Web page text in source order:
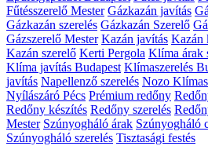
Fűtésszerelő Mester Gázkazán javítás
Gázkazán szerelés Gázkazán Szerelő
Gázszerelő Mester Kazán javítás Kazán
Kazán szerelő Kerti Pergola Klíma árak
Klíma javítás Budapest Klímaszerelés
javítás Napellenző szerelés Nozo
Nyílászáró Pécs Prémium redőny
Redőny készítés Redőny szerelés
Mester Szúnyogháló árak Szúnyogháló
Szúnyogháló szerelés Tisztasági festés